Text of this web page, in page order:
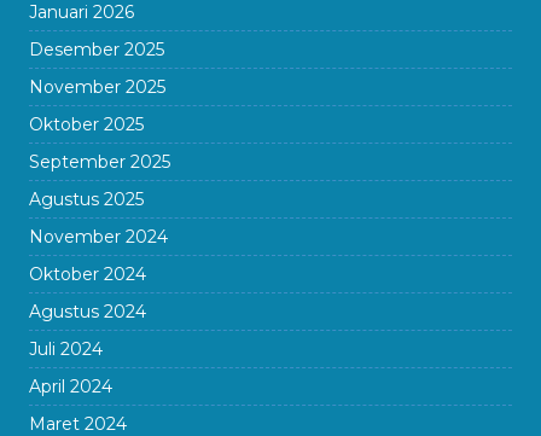
Januari 2026
Desember 2025
November 2025
Oktober 2025
September 2025
Agustus 2025
November 2024
Oktober 2024
Agustus 2024
Juli 2024
April 2024
Maret 2024